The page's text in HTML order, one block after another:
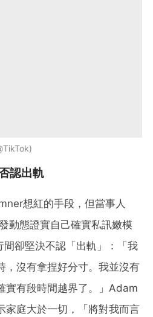
認出軌
想紅的手段，但當事人
動態證實自己確實私訊嫩模
卻堅決不認「出軌」：「我
，沒有拿捏好分寸。我並沒有
實有段時間越界了。」Adam
家庭大於一切，「將對我而言